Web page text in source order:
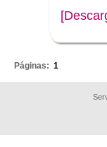
Páginas: 1